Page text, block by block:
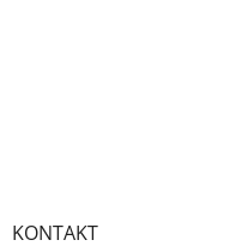
KONTAKT